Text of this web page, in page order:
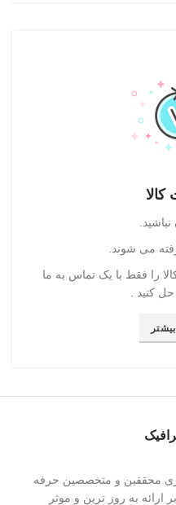
می شوند.
را فقط با یک تماس به ما
کنید .
محققین و متخصصین حرفه
ارائه به روز ترین و موثر